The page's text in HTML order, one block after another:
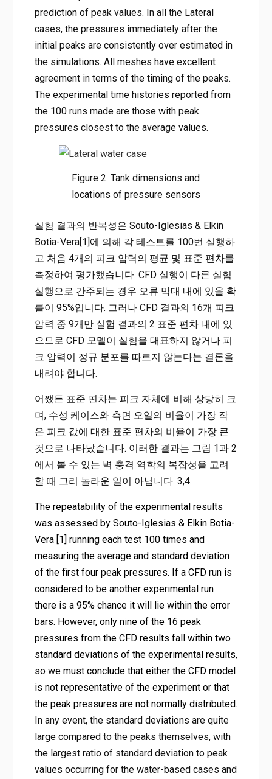
prediction of peak values. In all the Lateral
cases, the pressures immediately after the
initial peaks are consistently over estimated in
the simulations. All meshes have excellent
agreement in terms of the timing of the peaks.
The experimental time histories reported from
the 100 runs made are those with peak
pressures closest to the average values.
Figure 2. Tank dimensions and
locations of pressure sensors
실험 결과의 반복성은 Souto-Iglesias & Elkin
Botia-Vera[1]에 의해 각 테스트를 100번 실행하
고 처음 4개의 피크 압력의 평균 및 표준 편차를
측정하여 평가했습니다. CFD 실행이 다른 실험
실행으로 간주되는 경우 오류 막대 내에 있을 확
률이 95%입니다. 그러나 CFD 결과의 16개 피크
압력 중 9개만 실험 결과의 2 표준 편차 내에 있
으므로 CFD 모델이 실험을 대표하지 않거나 피
크 압력이 정규 분포를 따르지 않는다는 결론을
내려야 합니다.
어쨌든 표준 편차는 피크 자체에 비해 상당히 크
며, 수성 케이스와 측면 오일의 비율이 가장 작
은 피크 값에 대한 표준 편차의 비율이 가장 큰
것으로 나타났습니다. 이러한 결과는 그림 1과 2
에서 볼 수 있는 벽 충격 역학의 복잡성을 고려
할 때 그리 놀라운 일이 아닙니다. 3,4.
The repeatability of the experimental results
was assessed by Souto-Iglesias & Elkin Botia-
Vera [1] running each test 100 times and
measuring the average and standard deviation
of the first four peak pressures. If a CFD run is
considered to be another experimental run
there is a 95% chance it will lie within the error
bars. However, only nine of the 16 peak
pressures from the CFD results fall within two
standard deviations of the experimental results,
so we must conclude that either the CFD model
is not representative of the experiment or that
the peak pressures are not normally distributed.
In any event, the standard deviations are quite
large compared to the peaks themselves, with
the largest ratio of standard deviation to peak
values occurring for the water-based cases and